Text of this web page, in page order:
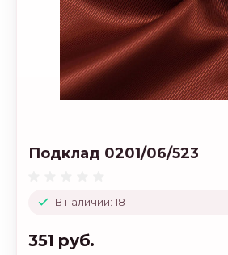
В наличии: 18
Подклад 0201/06/523
351 руб.